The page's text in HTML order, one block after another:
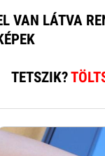
VAN LÁTVA
TETSZIK?